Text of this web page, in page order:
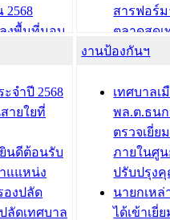
ลงพื้นที่มอบ
กพิง
เมือง
รมอาชีพ
สูตรการ
ติก)
สารฟอร์
ตลาดสดเ
วารินชำร
ถนนแก่เ
เด็กเล็ก
เทศบาลเ
ปรึกษาห
วัยของอ
บทความ อื่นๆ ...
จำปี 2568
ายใยที่
นดีต้อนรับ
แแหน่ง
องปลัด
ลัดเทศบาล
งานป้องกันฯ
เทศบาลเ
พล.ต.ธน
ตรวจเยี่ย
ภายในศู
ปรับปรุง
นายกเห
ได้เข้าเยี่